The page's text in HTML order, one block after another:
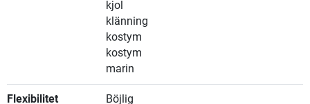
kjol
klänning
kostym
kostym
marin
Flexibilitet Böjlig